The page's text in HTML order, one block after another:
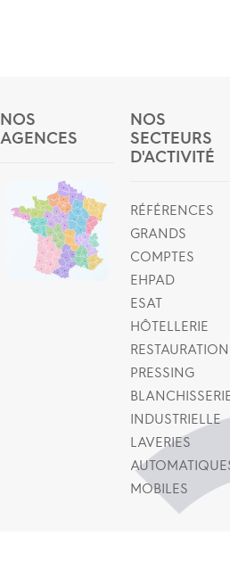
NOS
AGENCES
NOS
SECTEURS
D'ACTIVITÉ
RÉFÉRENCES
GRANDS
COMPTES
EHPAD
ESAT
HÔTELLERIE
RESTAURATION
PRESSING
INDUSTRIELLE
LAVERIES
MOBILES